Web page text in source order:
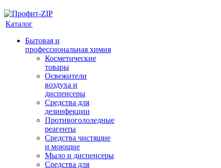
Каталог
Бытовая и
профессиональная химия
Косметические
товары
Освежители
воздуха и
диспенсеры
Средства для
дезинфекции
Противогололедные
реагенты
Средства чистящие
и моющие
Мыло и диспенсеры
Средства для